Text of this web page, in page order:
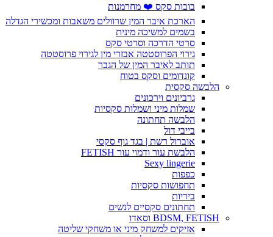
בובות סקס ❤️ מחרמנות
הארכת איבר המין שרוולים משאבות ומכשירי הגדלה
בשמים למשיכה מינית
סרטי הדרכה וסרטי סקס
גירוי הפרוסטטה אבזרי מין לגירוי פרוסטטה
תותב לאיבר המין של הגבר
קונדומים וסקס בטוח
הלבשה סקסית
גרביונים וירכונים
שמלות מיני ושמלות סקסיות
הלבשה תחתונה
בייבי דול
אוברול רשת | בגד גוף סקסי
הלבשת עור ודמוי עור FETISH
Sexy lingerie
כפפות
תחפושות סקסיות
ביריות
תחתונים סקסיים לנשים
BDSM, FETISH וסאדו
אזיקים למשחק מיני או משחקי שליטה